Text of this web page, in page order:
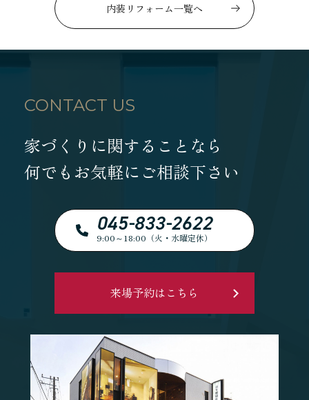
内装リフォーム一覧へ
CONTACT US
家づくりに関することなら
何でもお気軽にご相談下さい
045-833-2622
9:00～18:00（火・水曜定休）
来場予約はこちら